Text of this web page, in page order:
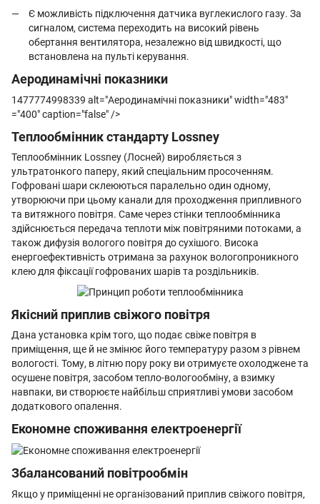
Є можливість підключення датчика вуглекислого газу. За
сигналом, система переходить на високий рівень
обертання вентилятора, незалежно від швидкості, що
встановлена ​​на пульті керування.
Аеродинамічні показники
1477774998339 alt="Аеродинамічні показники" width="483"
="400" caption="false" />
Теплообмінник стандарту Lossney
Теплообмінник Lossney (Лосней) виробляється з
ультратонкого паперу, який спеціальним просоченням.
Гофровані шари склеюються паралельно один одному,
утворюючи при цьому канали для проходження припливного
та витяжного повітря. Саме через стінки теплообмінника
здійснюється передача теплоти між повітряними потоками, а
також дифузія вологого повітря до сухішого. Висока
енергоефективність отримана за рахунок вологопроникного
клею для фіксації гофрованих шарів та роздільників.
Якісний приплив свіжого повітря
Дана установка крім того, що подає свіже повітря в
приміщення, ще й не змінює його температуру разом з рівнем
вологості. Тому, в літню пору року ви отримуєте охолоджене та
осушене повітря, засобом тепло-вологообміну, а взимку
навпаки, ви створюєте найбільш сприятливі умови засобом
додаткового опалення.
Економне споживання електроенергії
Збалансований повітрообмін
Якщо у приміщенні не організований приплив свіжого повітря,